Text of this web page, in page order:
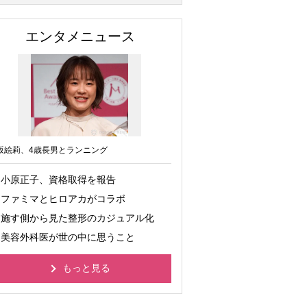
エンタメニュース
絵莉、4歳長男とランニング
小原正子、資格取得を報告
ファミマとヒロアカがコラボ
施す側から見た整形のカジュアル化
美容外科医が世の中に思うこと
もっと見る